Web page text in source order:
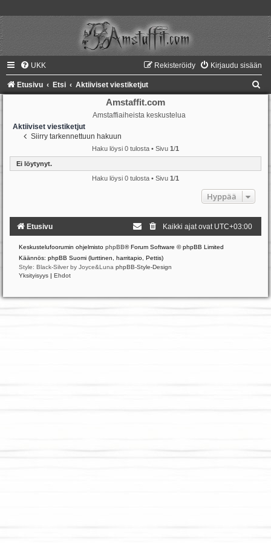
UKK Kirjaudu sisään
Rekisteröidy
Etusivu Etsi Aktiiviset viestiketjut
Amstaffit.com
Amstaffiaiheista keskustelua
Aktiiviset viestiketjut
Siirry tarkennettuun hakuun
Haku löysi 0 tulosta • Sivu 1/1
Ei löytynyt.
Haku löysi 0 tulosta • Sivu 1/1
Hyppää
Etusivu Kaikki ajat ovat UTC+03:00
Keskustelufoorumin ohjelmisto phpBB® Forum Software © phpBB Limited
Käännös: phpBB Suomi (lurttinen, harritapio, Pettis)
Style: Black-Silver by Joyce&Luna phpBB-Style-Design
Yksityisyys | Ehdot